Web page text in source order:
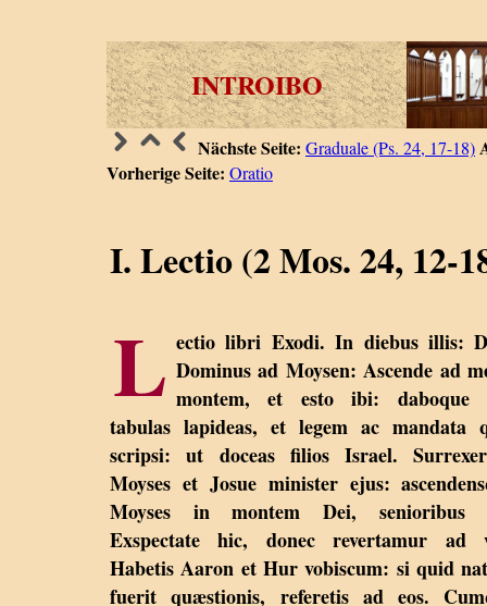
INTROIBO
Nächste Seite: Graduale (Ps. 24, 17-18)
Vorherige Seite: Oratio
I. Lectio (2 Mos. 24, 12-
L ectio libri Exodi. In diebus illis:
Dominus ad Moysen: Ascende ad
montem, et esto ibi: daboque
tabulas lapideas, et legem ac mandata
scripsi: ut doceas filios Israel.
Moyses et Josue minister ejus:
Moyses in montem Dei, senioribus
Exspectate hic, donec revertamur ad
Habetis Aaron et Hur vobiscum: si quid
fuerit quæstionis, referetis ad eos.